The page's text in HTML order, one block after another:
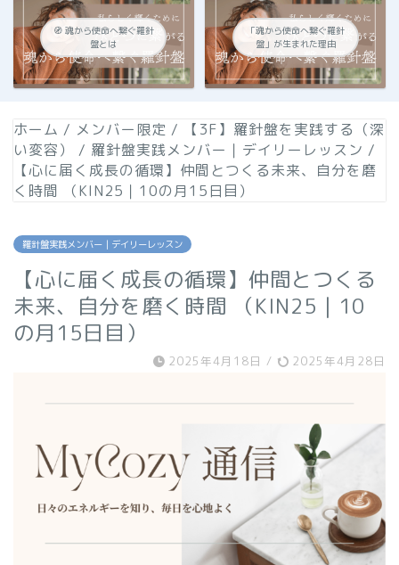
🧭 魂から使命へ繋ぐ羅針
盤とは
「魂から使命へ繋ぐ羅針
盤」が生まれた理由
ホーム / メンバー限定 /
【3F】羅針盤を実践する（深
い変容）
/ 羅針盤実践メンバー｜デイリーレッスン /
【心に届く成長の循環】仲間とつくる未来、自分を磨
く時間 （KIN25｜10の月15日目）
羅針盤実践メンバー｜デイリーレッスン
【心に届く成長の循環】仲間とつくる
未来、自分を磨く時間 （KIN25｜10
の月15日目）
2025年4月18日 / 2025年4月28日